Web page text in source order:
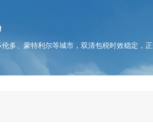
多、蒙特利尔等城市，双清包税时效稳定，